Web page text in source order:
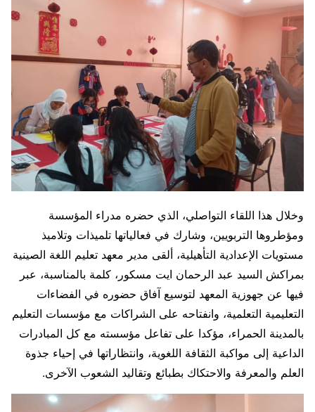
وخلال هذا اللقاء التواصلي، الذي حضره مدراء المؤسسة
ومؤطروها التربويين، وشارك في فعالياتها تلميذات وتلاميذ
مستويات الإعدادية التأهيلية، ألقى مدير معهد تعليم اللغة الصينية
بمراكش السيد عبد الرحمان ايت مسكور، كلمة بالمناسبة، عبر
فيها عن جهوزية المعهد لتوسيع آفاق حضوره في الفضاءات
التعليمية التعلمية، وانفتاحه على الشراكات مع مؤسسات التعليم
بالمدينة الحمراء، مؤكدا على تفاعل مؤسسته مع كل المبادرات
الداعية إلى مواكبة الثقافة اللغوية، وانتظاراتها في إحياء جذوة
العلم والمعرفة والاحتكاك بطبائع وتقاليد الشعوب الآخرى.